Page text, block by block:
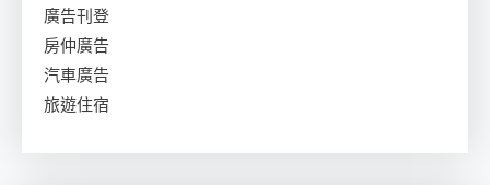
廣告刊登
房仲廣告
汽車廣告
旅遊住宿